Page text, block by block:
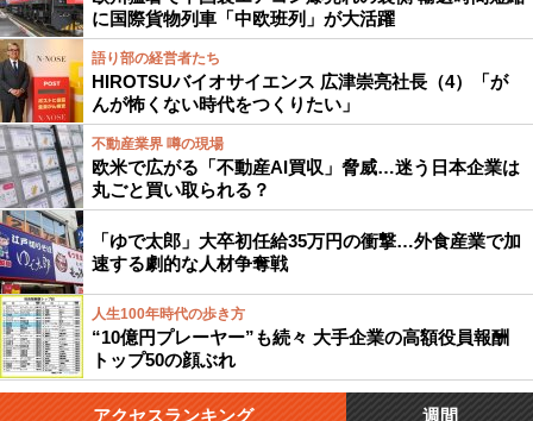
に国際貨物列車「中欧班列」が大活躍
語り部の経営者たち
HIROTSUバイオサイエンス 広津崇亮社長（4）「が
んが怖くない時代をつくりたい」
不動産業界 噂の現場
欧米で広がる「不動産AI買収」脅威…迷う日本企業は
丸ごと買い取られる？
「ゆで太郎」大卒初任給35万円の衝撃…外食産業で加
速する劇的な人材争奪戦
人生100年時代の歩き方
“10億円プレーヤー”も続々 大手企業の高額役員報酬
トップ50の顔ぶれ
アクセスランキング 週間